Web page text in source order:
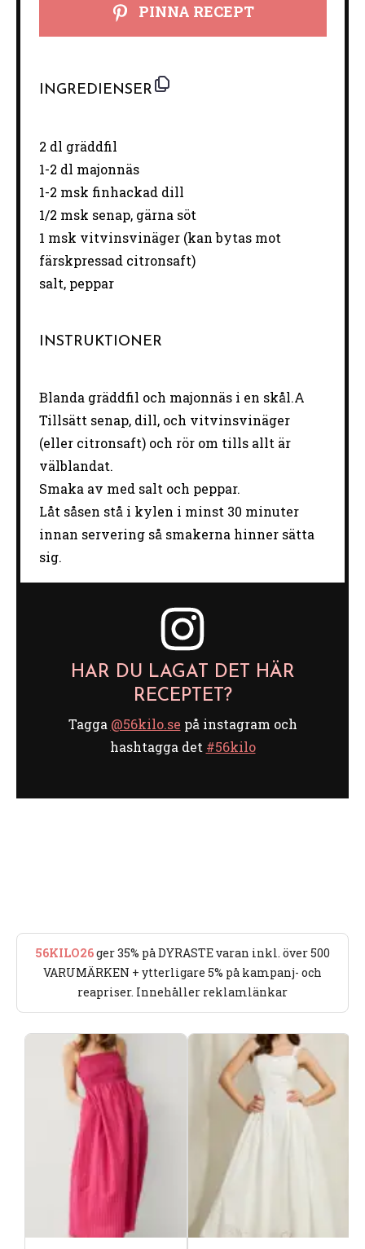
PINNA RECEPT
INGREDIENSER
2 dl gräddfil
1-2 dl majonnäs
1-2 msk finhackad dill
1/2 msk senap, gärna söt
1 msk vitvinsvinäger (kan bytas mot
färskpressad citronsaft)
salt, peppar
INSTRUKTIONER
Blanda gräddfil och majonnäs i en skål.A
Tillsätt senap, dill, och vitvinsvinäger
(eller citronsaft) och rör om tills allt är
välblandat.
Smaka av med salt och peppar.
Låt såsen stå i kylen i minst 30 minuter
innan servering så smakerna hinner sätta
sig.
HAR DU LAGAT DET HÄR
RECEPTET?
Tagga @56kilo.se på instagram och
hashtagga det #56kilo
56KILO26ger 35% på DYRASTE varan inkl. över 500
VARUMÄRKEN + ytterligare 5% på kampanj- och
reapriser. Innehåller reklamlänkar